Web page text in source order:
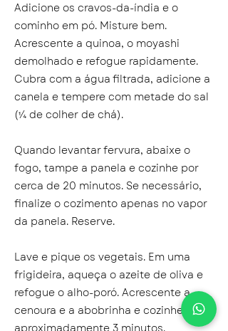
Adicione os cravos-da-índia e o
cominho em pó. Misture bem.
Acrescente a quinoa, o moyashi
demolhado e refogue rapidamente.
Cubra com a água filtrada, adicione a
canela e tempere com metade do sal
(¼ de colher de chá).
Quando levantar fervura, abaixe o
fogo, tampe a panela e cozinhe por
cerca de 20 minutos. Se necessário,
finalize o cozimento apenas no vapor
da panela. Reserve.
Lave e pique os vegetais. Em uma
frigideira, aqueça o azeite de oliva e
refogue o alho-poró. Acrescente a
cenoura e a abobrinha e cozinhe por
aproximadamente 3 minutos.